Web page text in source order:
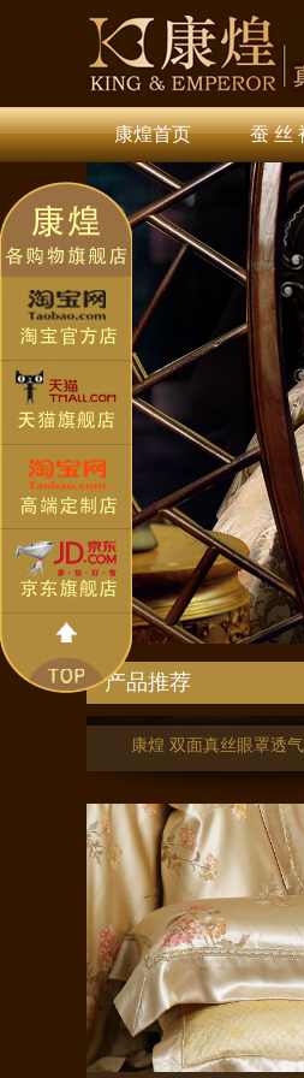
康煌首页 蚕 丝
产品推荐
康煌 双面真丝眼罩透气
康煌真丝枕套100%桑